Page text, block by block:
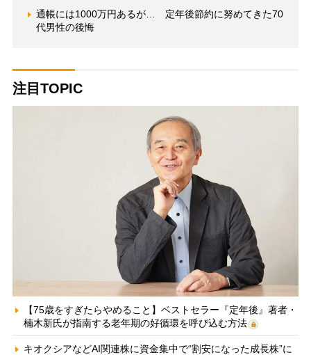
通帳には1000万円あるが… 定年後節約に努めてきた70
代男性の後悔
注目TOPIC
【75歳をすぎたらやめること】ベストセラー『定年後』著者・
楠木新氏が指南する老年期の好循環を呼び込む方法
キオクシアなどAI関連株に資金集中で“割安になった成長株”に